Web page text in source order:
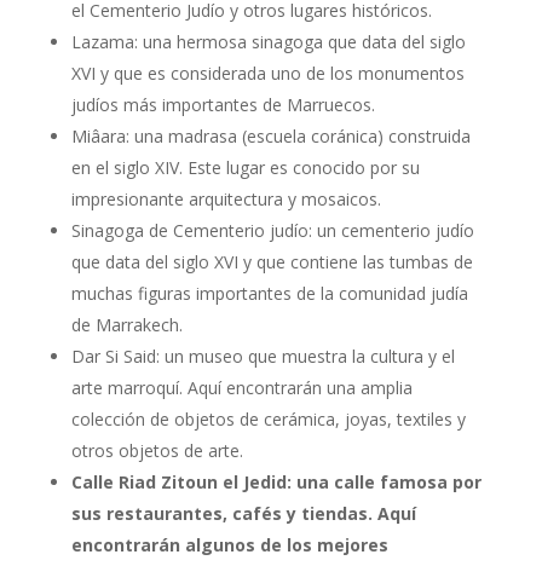
el Cementerio Judío y otros lugares históricos.
Lazama: una hermosa sinagoga que data del siglo
XVI y que es considerada uno de los monumentos
judíos más importantes de Marruecos.
Miâara: una madrasa (escuela coránica) construida
en el siglo XIV. Este lugar es conocido por su
impresionante arquitectura y mosaicos.
Sinagoga de Cementerio judío: un cementerio judío
que data del siglo XVI y que contiene las tumbas de
muchas figuras importantes de la comunidad judía
de Marrakech.
Dar Si Said: un museo que muestra la cultura y el
arte marroquí. Aquí encontrarán una amplia
colección de objetos de cerámica, joyas, textiles y
otros objetos de arte.
Calle Riad Zitoun el Jedid: una calle famosa por
sus restaurantes, cafés y tiendas. Aquí
encontrarán algunos de los mejores